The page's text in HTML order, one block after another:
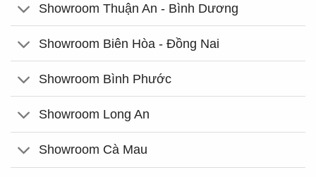
Showroom Thuận An - Bình Dương
Showroom Biên Hòa - Đồng Nai
Showroom Bình Phước
Showroom Long An
Showroom Cà Mau